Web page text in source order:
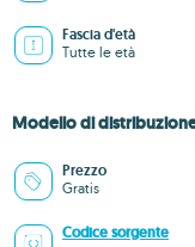
Fascia d'età
Tutte le età
Modello di
Prezzo
Gratis
Codice sorgente